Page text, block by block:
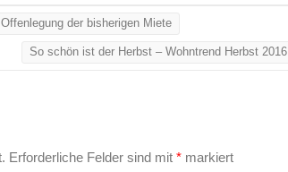
der bisherigen Miete
So schön ist der Herbst – Wohntrend Herbst 2016
Erforderliche Felder sind mit * markiert